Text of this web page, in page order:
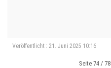
Veröffentlicht : 21. Juni 2025 10:16
Seite 74 / 78